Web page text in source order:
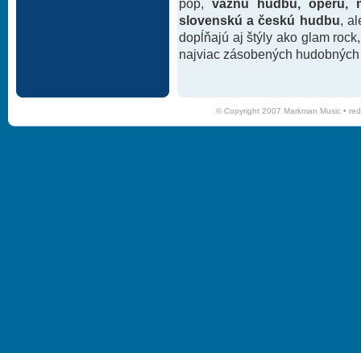
slovenskú a českú hudbu ,
dopĺňajú aj štýly ako glam
najviac zásobených
© Copyright 2007 Markman Music •